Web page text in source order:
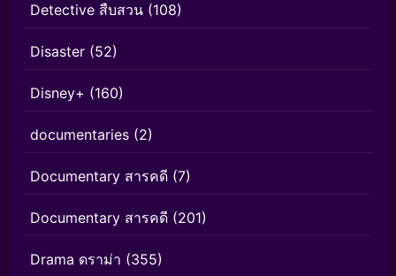
Detective สืบสวน (108)
Disaster (52)
Disney+ (160)
documentaries (2)
Documentary สารคดี (7)
Documentary สารคดี (201)
Drama ดราม่า (355)